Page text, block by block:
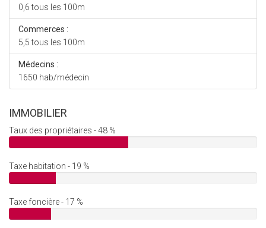
0,6 tous les 100m
Commerces :
5,5 tous les 100m
Médecins :
1650 hab/médecin
IMMOBILIER
Taux des propriétaires - 48 %
Taxe habitation - 19 %
Taxe foncière - 17 %